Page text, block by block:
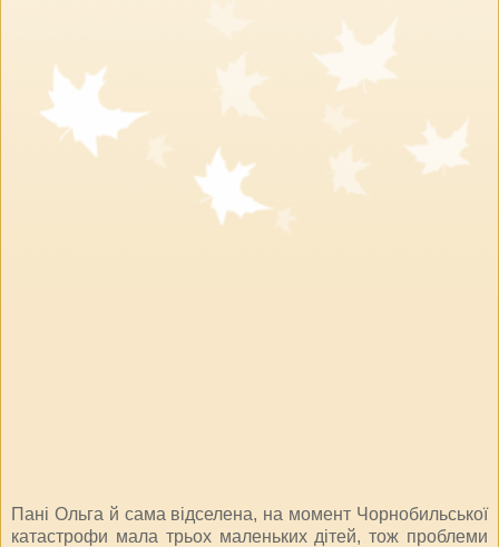
Пані Ольга й сама відселена, на момент Чорнобильської
катастрофи мала трьох маленьких дітей, тож проблеми